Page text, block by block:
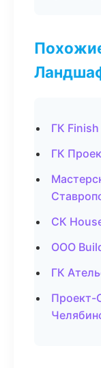
ГК
ГК
СК
ООО
ГК
Проект-